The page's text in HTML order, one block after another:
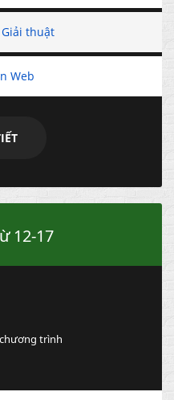
thuật
Web
12-17
chương trình